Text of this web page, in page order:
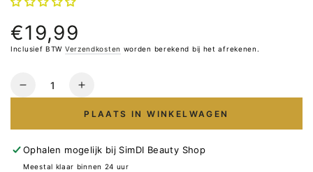
Normale
prijs
€19,99
Inclusief BTW Verzendkosten worden berekend bij het afrekenen.
Hoeveelheid
Verlaag
LUNA
Premium
Verhoog
aantal
LUNA
Premium
PLAATS IN WINKELWAGEN
Ophalen mogelijk bij SimDI Beauty Shop
Meestal klaar binnen 24 uur